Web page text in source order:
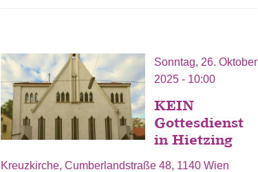
Sonntag, 26. Oktober
2025 - 10:00
KEIN
Gottesdienst
in Hietzing
Kreuzkirche, Cumberlandstraße 48, 1140 Wien